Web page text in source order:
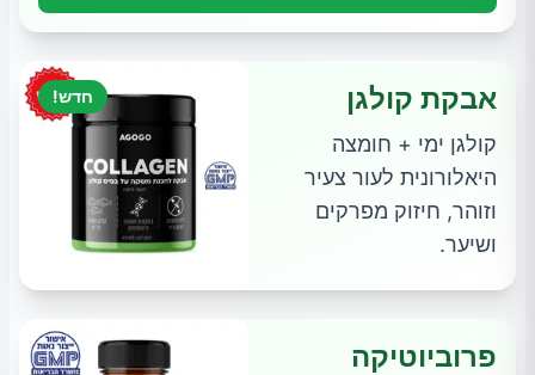
חדש! אבקת קולגן
קולגן ימי + חומצה
היאלורונית לעור צעיר
וזוהר, חיזוק מפרקים
ושיער.
פרוביוטיקה